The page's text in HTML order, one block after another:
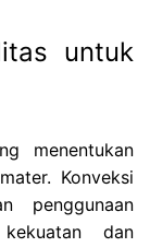
untuk
menentukan
Konveksi
penggunaan
dan